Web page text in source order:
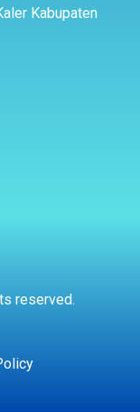
Kabupaten
reserved.